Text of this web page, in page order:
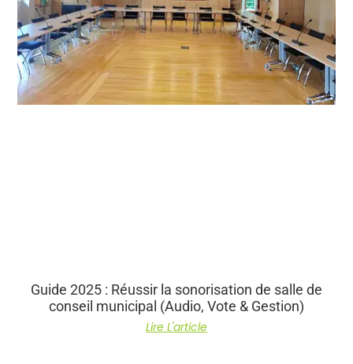
Guide 2025 : Réussir la sonorisation de salle de
conseil municipal (Audio, Vote & Gestion)
Lire L'article